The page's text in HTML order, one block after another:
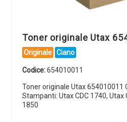
Toner originale Utax
Originale Ciano
Codice:654010011
Toner originale Utax 654010011
Stampanti: Utax CDC 1740, Utax
1850